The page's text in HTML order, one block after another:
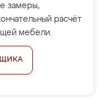
замеры,
расчёт
мебели.